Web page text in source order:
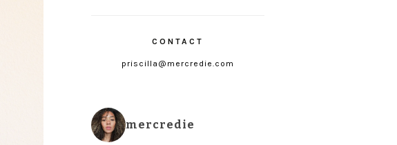
CONTACT
priscilla@mercredie.com
mercredie